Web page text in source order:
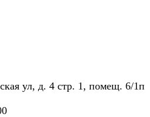
ул, д. 4 стр. 1, помещ. 6/1п